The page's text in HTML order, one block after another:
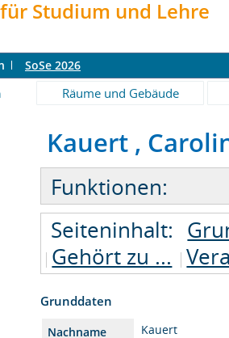
Studium und Lehre
SoSe 2026
Räume und Gebäude
Kauert ,
Funktionen:
Seiteninhalt:
Gehört zu ...
Grunddaten
Nachname
Kauert